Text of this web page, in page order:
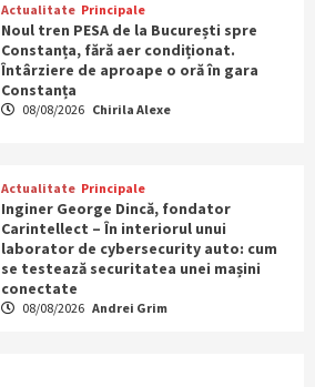
Actualitate Principale
Noul tren PESA de la București spre
Constanța, fără aer condiționat.
Întârziere de aproape o oră în gara
Constanța
08/08/2026 Chirila Alexe
Actualitate Principale
Inginer George Dincă, fondator
Carintellect – În interiorul unui
laborator de cybersecurity auto: cum
se testează securitatea unei mașini
conectate
08/08/2026 Andrei Grim